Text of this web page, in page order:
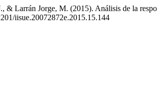
& Larrán Jorge, M. (2015). Análisis de la
iisue.20072872e.2015.15.144